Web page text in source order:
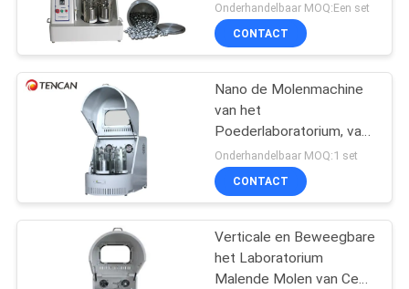
BLOG
VERZOEK
OM EEN
CITAAT
SITEMAP
PRIVACYBELEID
Rolling Balmolen
Bewogen Balmolen
81
Maximum Capaciteit
Onderhandelbaar MOQ:Een set
CONTACT
Nano de Molenmachine
van het
Poederlaboratorium, van
de de Balmolen van de
Laboratoriumschaal de
Lange Levensduur
Onderhandelbaar MOQ:1 set
CONTACT
Verticale en Beweegbare
het Laboratorium
Malende Molen van Ce